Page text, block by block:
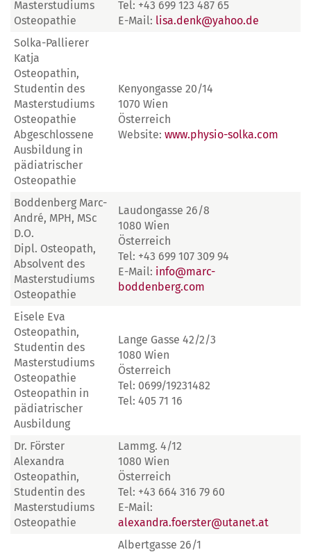
Masterstudiums
Osteopathie
Tel: +43 699 123 487 65
E-Mail: lisa.denk@yahoo.de
Solka-Pallierer
Katja
Osteopathin,
Studentin des
Masterstudiums
Osteopathie
Abgeschlossene
Ausbildung in
pädiatrischer
Osteopathie
Kenyongasse 20/14
1070 Wien
Österreich
Website: www.physio-solka.com
Boddenberg Marc-
André, MPH, MSc
D.O.
Dipl. Osteopath,
Absolvent des
Masterstudiums
Osteopathie
Laudongasse 26/8
1080 Wien
Österreich
Tel: +43 699 107 309 94
E-Mail: info@marc-
boddenberg.com
Eisele Eva
Osteopathin,
Studentin des
Masterstudiums
Osteopathie
Osteopathin in
pädiatrischer
Ausbildung
Lange Gasse 42/2/3
1080 Wien
Österreich
Tel: 0699/19231482
Tel: 405 71 16
Dr. Förster
Alexandra
Osteopathin,
Studentin des
Masterstudiums
Osteopathie
Lammg. 4/12
1080 Wien
Österreich
Tel: +43 664 316 79 60
E-Mail:
alexandra.foerster@utanet.at
Albertgasse 26/1